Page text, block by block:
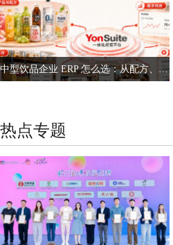
中型饮品企业 ERP 怎么选：从配方、产线、渠道到利润的全链路指南
热点专题